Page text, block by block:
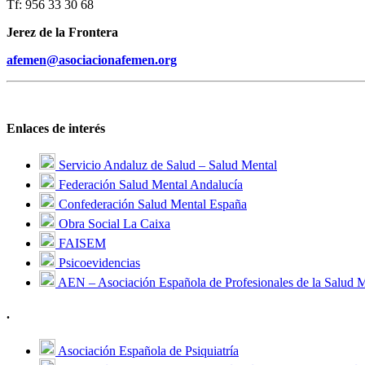
Tf: 956 33 30 68
Jerez de la Frontera
afemen@asociacionafemen.org
Enlaces de interés
Servicio Andaluz de Salud – Salud Mental
Federación Salud Mental Andalucía
Confederación Salud Mental España
Obra Social La Caixa
FAISEM
Psicoevidencias
AEN – Asociación Española de Profesionales de la Salud
.
Asociación Española de Psiquiatría